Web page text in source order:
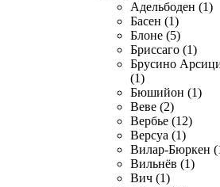
Адельбоден (1)
Басен (1)
Блоне (5)
Бриссаго (1)
Брусино
(1)
Бюшийон (1)
Веве (2)
Вербье (12)
Версуа (1)
Вилар-Бюркен
Вильнёв (1)
Вич (1)